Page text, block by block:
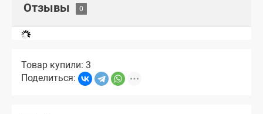
Отзывы
Товар купили: 3
Поделиться: